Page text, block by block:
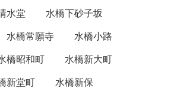
水堂
水橋下砂子坂
水橋常願寺
水橋小路
橋昭和町
水橋新大町
新堂町
水橋新保